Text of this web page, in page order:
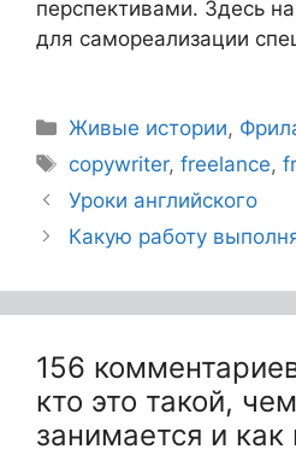
перспективами. Здесь
для самореализации
Живые истории,
copywriter,freelance,
Уроки английского
Какую работу
156
кто это такой,
занимается и как